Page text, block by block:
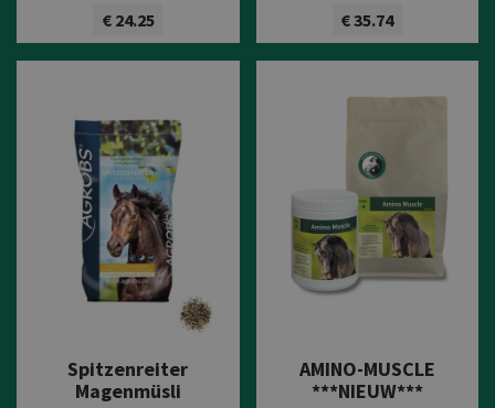
€ 24.25
Bekijk product
€ 35.74
Bekijk product
Spitzenreiter
Magenmüsli
AMINO-MUSCLE
***NIEUW***